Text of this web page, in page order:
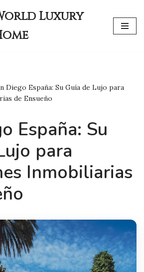
Luxury
Diego España: Su Guía de Lujo para
de Ensueño
España: Su
para
Inmobiliarias